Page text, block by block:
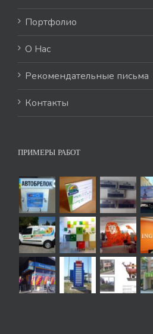
Портфолио
О Нас
Рекомендательные письма
Контакты
ПРИМЕРЫ РАБОТ